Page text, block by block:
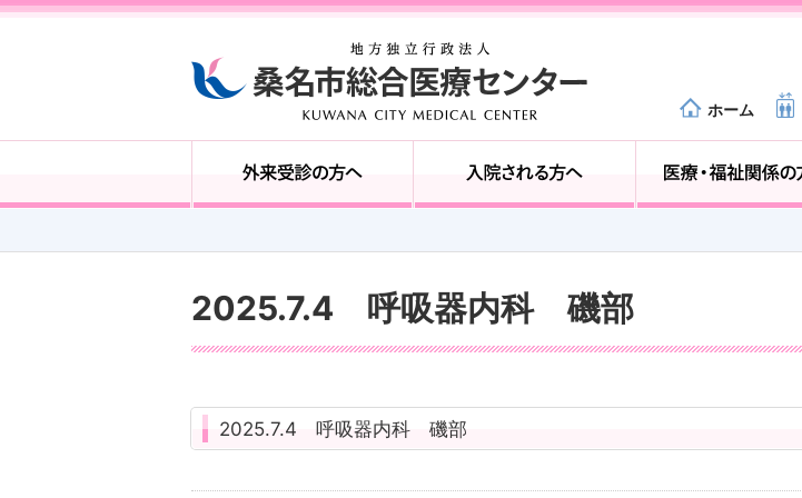
ホーム
2025.7.4 呼吸器内科 磯部
2025.7.4 呼吸器内科 磯部